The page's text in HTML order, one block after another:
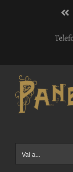
Vai a...